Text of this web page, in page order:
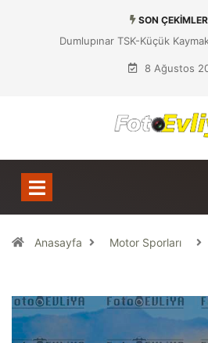
SON ÇEKIMLER
Dumlupınar TSK-Küçük
8 Ağustos
Anasayfa Motor Sporları